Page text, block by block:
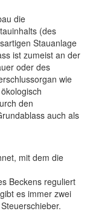
die
(des
Stauanlage
ist zumeist an der
oder des
wie
den
auch als
mit dem die
Beckens reguliert
es immer zwei